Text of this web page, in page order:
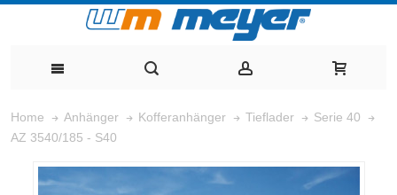
Home Anhänger Kofferanhänger Tieflader
Serie 40
AZ 3540/185 - S40